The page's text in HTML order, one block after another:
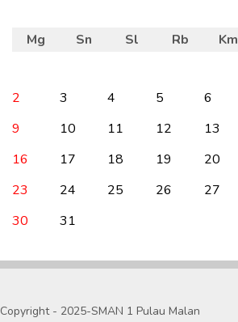
Mg Sn Sl Rb Km
2
3 4 5 6
9
10 11 12 13
16
17 18 19 20
23
24 25 26 27
30
31
Copyright - 2025-SMAN 1 Pulau Malan